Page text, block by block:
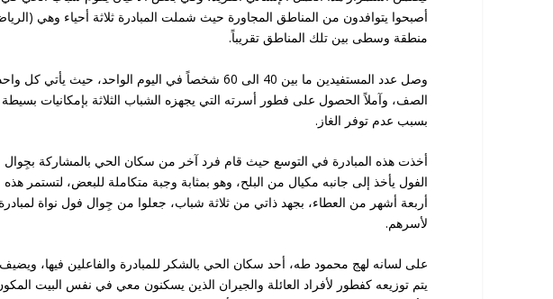
أصبحوا يتوافدون من المناطق المجاورة حيث شملت المبادرة ثلاثة أحياء وهي
منطقة وسطى بين تلك المناطق تقريباً.
وصل عدد المستفيدين ما بين 40 الى 60 شخصاً في اليوم
الصف، وآملاً الحصول على فطور أسرته التي يجهزه الشباب الثلاثة بإمكانيات
بسبب عدم توفر الغاز.
أخذت هذه المبادرة في التوسع حيث قام فرد آخر من سكان الحي بالمشاركة بجِوال
الفول يأخذ إلى جانبه مكيال من البلح، وهو بمثابة وجبة متكاملة للبعض، لتستمر
أربعة أشهر من العطاء، بجهد ذاتي من ثلاثة شباب، جعلوا من جِوال فول نواة لمبادرة
لأسرهم.
على لسانه لهج محمود طه، أحد سكان الحي بالشكر للمبادرة والفاعلين فيها،
يتم توزيعه كفطور لأفراد العائلة والجيران الذين يسكنون معي في نفس البيت